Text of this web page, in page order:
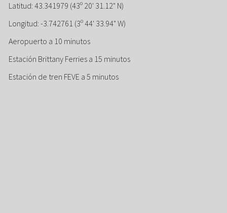
Latitud: 43.341979 (43º 20' 31.12" N)
Longitud: -3.742761 (3º 44' 33.94" W)
Aeropuerto a 10 minutos
Estación Brittany Ferries a 15 minutos
Estación de tren FEVE a 5 minutos